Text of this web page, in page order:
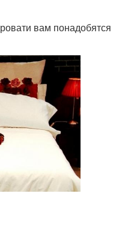
вам понадобятся